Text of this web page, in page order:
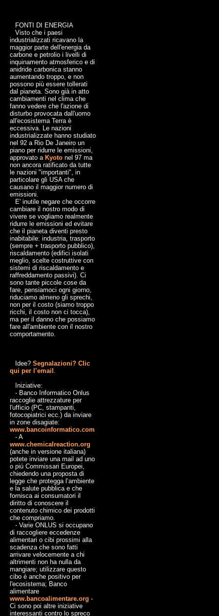
FONTI DI ENERGIA
Visto che i paesi
industrializzati ricavano la
maggior parte dell'energia da
carbone e petrolio i livelli di
inquinamento atmosferico e di
anidride carbonica stanno
aumentando troppo, e non
possono più essere tollerati
dal pianeta. Sono già in atto
cambiamenti nel clima che
fanno vedere che l'azione di
disturbo provocata dall'uomo
all'ecosistema Terra è
eccessiva. Le nazioni
industrializzate hanno studiato
nel 92 a Rio De Janeiro un
piano per ridurre le emissioni,
approvato a Kyotonel 97 ma
non ancora ratificato da tutte
le nazioni "importanti", in
particolare gli USA che
causano il maggior numero di
emissioni.
E' inutile negare che occorre
cambiare il nostro modo di
vivere se vogliamo realmente
ridurre le emissioni ed evitare
che il pianeta diventi presto
inabitabile: industria, trasporto
(sempre + trasporto pubblico),
riscaldamento (edifici isolati
meglio, scelte costruttive con
sistemi di riscaldamento e
raffreddamento passivi). Ci
sono tante piccole cose da
fare, pensiamoci ogni giorno,
riduciamo almeno gli sprechi,
non per il costo (siamo troppo
ricchi, il costo non ci tocca),
ma per il danno che possiamo
fare all'ambiente con il nostro
comportamento.
Idee? Segnalazioni? Clic
qui per l’email .
Iniziative:
- Banco Informatico Onlus
raccoglie attrezzature per
l'ufficio (PC, stampanti,
fotocopiatrici ecc.) da inviare
in zone disagiate:
www.bancoinformatico.com
- A
www.chemicalreaction.org
(anche in versione italiana)
potete inviare una mail ad uno
o piú Commissari Europei,
chiedendo una proposta di
legge che protegga l’ambiente
e la salute pubblica e che
fornisca ai consumatori il
diritto di conoscere il
contenuto chimico dei prodotti
che compriamo.
- Varie ONLUS si occupano
di raccogliere eccedenze
alimentari o cibi prossimi alla
scadenza che sono fatti
arrivare velocemente a chi
altrimenti non ha nulla da
mangiare; utilizzare questo
cibo è anche positivo per
l'ecosistema; Banco
alimentare
www.bancoalimentare.org -
Ci sono poi altre iniziative
interessanti contro lo spreco